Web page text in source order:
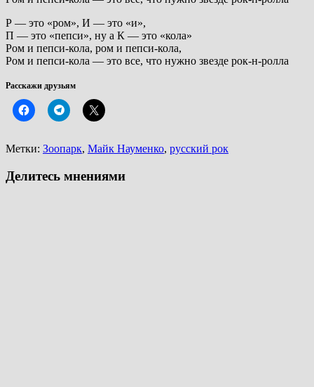
Р — это «ром», И — это «и»,
П — это «пепси», ну а К — это «кола»
Ром и пепси-кола, ром и пепси-кола,
Ром и пепси-кола — это все, что нужно звезде рок-н-ролла
Расскажи друзьям
Метки: Зоопарк, Майк Науменко, русский рок
Делитесь мнениями